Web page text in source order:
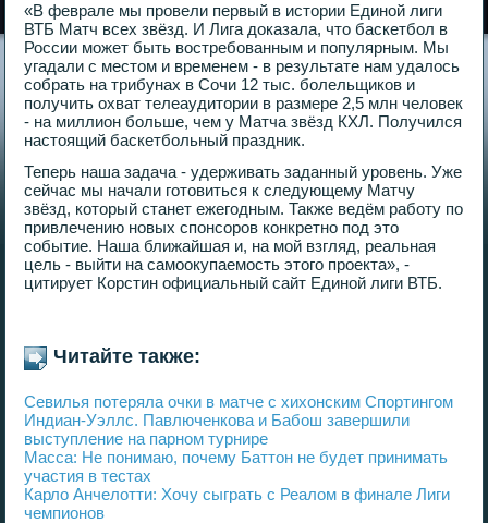
«В феврале мы провели первый в истории Единой лиги
ВТБ Матч всех звёзд. И Лига доказала, что баскетбол в
России может быть востребованным и популярным. Мы
угадали с местом и временем - в результате нам удалось
собрать на трибунах в Сочи 12 тыс. болельщиков и
получить охват телеаудитории в размере 2,5 млн человек
- на миллион больше, чем у Матча звёзд КХЛ. Получился
настоящий баскетбольный праздник.
Теперь наша задача - удерживать заданный уровень. Уже
сейчас мы начали готовиться к следующему Матчу
звёзд, который станет ежегодным. Также ведём работу по
привлечению новых спонсоров конкретно под это
событие. Наша ближайшая и, на мой взгляд, реальная
цель - выйти на самоокупаемость этого проекта», -
цитирует Корстин официальный сайт Единой лиги ВТБ.
Читайте также:
Севилья потеряла очки в матче с хихонским Спортингом
Индиан-Уэллс. Павлюченкова и Бабош завершили
выступление на парном турнире
Масса: Не понимаю, почему Баттон не будет принимать
участия в тестах
Карло Анчелотти: Хочу сыграть с Реалом в финале Лиги
чемпионов